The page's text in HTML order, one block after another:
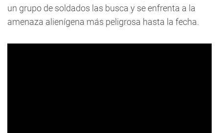
un grupo de soldados las busca y se enfrenta a la
amenaza alienígena más peligrosa hasta la fecha.